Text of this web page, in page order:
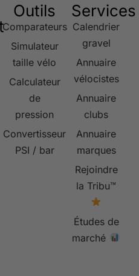
Outils
Comparateurs
Simulateur
taille vélo
Calculateur
de
pression
Convertisseur
PSI / bar
Services
Calendrier
gravel
Annuaire
vélocistes
Annuaire
clubs
Annuaire
marques
Rejoindre
la Tribu™
Études de
marché